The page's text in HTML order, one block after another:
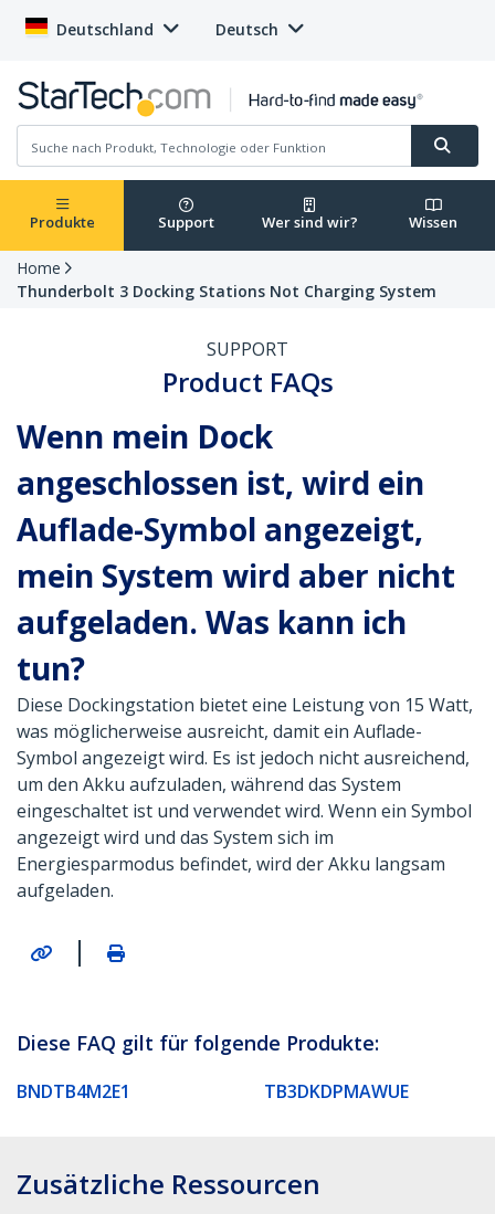
Deutschland Deutsch
Produkte Support Wer sind wir? Wissen
Home
Thunderbolt 3 Docking Stations Not Charging System
SUPPORT
Product FAQs
Wenn mein Dock
angeschlossen ist, wird ein
Auflade-Symbol angezeigt,
mein System wird aber nicht
aufgeladen. Was kann ich
tun?
Diese Dockingstation bietet eine Leistung von 15 Watt,
was möglicherweise ausreicht, damit ein Auflade-
Symbol angezeigt wird. Es ist jedoch nicht ausreichend,
um den Akku aufzuladen, während das System
eingeschaltet ist und verwendet wird. Wenn ein Symbol
angezeigt wird und das System sich im
Energiesparmodus befindet, wird der Akku langsam
aufgeladen.
|
Diese FAQ gilt für folgende Produkte:
BNDTB4M2E1 TB3DKDPMAWUE
Zusätzliche Ressourcen